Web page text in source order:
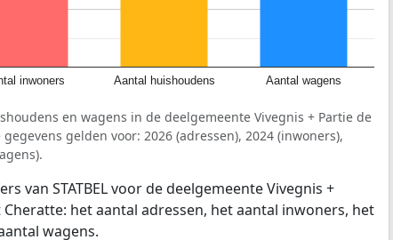
inwoners Aantal huishoudens Aantal wagens
en wagens in de deelgemeente Vivegnis + Partie de
gelden voor: 2026 (adressen), 2024 (inwoners),
van STATBEL voor de deelgemeente Vivegnis +
het aantal adressen, het aantal inwoners, het
wagens.